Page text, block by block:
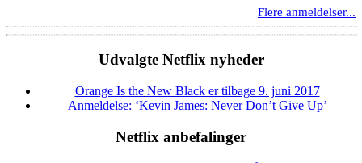
Flere anmeldelser...
Udvalgte Netflix nyheder
Orange Is the New Black er tilbage 9. juni 2017
Anmeldelse: ‘Kevin James: Never Don’t Give Up’
Netflix anbefalinger